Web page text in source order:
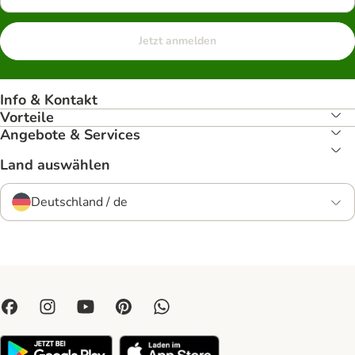
Jetzt anmelden
Info & Kontakt
Vorteile
Angebote & Services
Land auswählen
Deutschland / de